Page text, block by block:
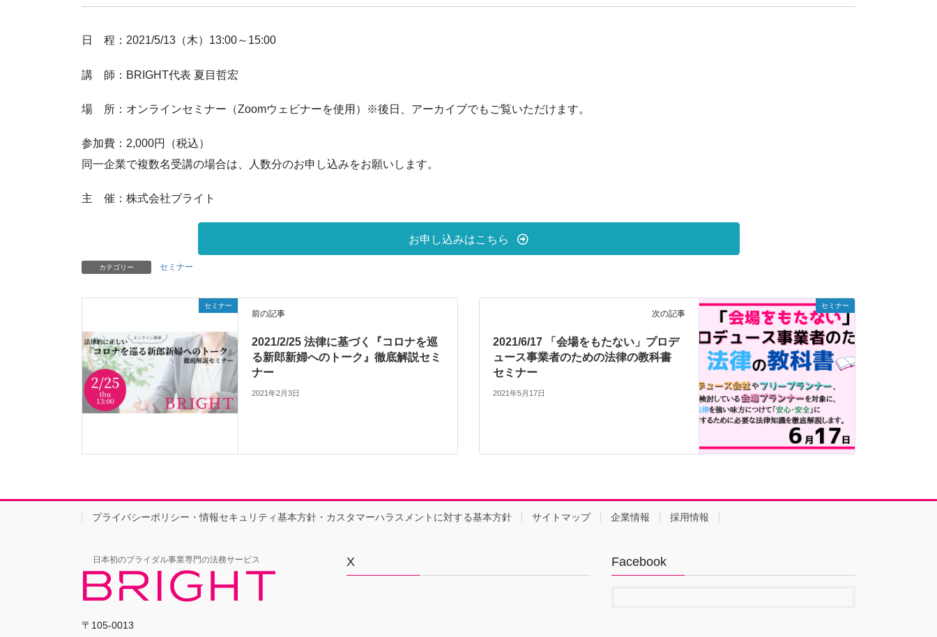
日 程：2021/5/13（木）13:00～15:00
講 師：BRIGHT代表 夏目哲宏
場 所：オンラインセミナー（Zoomウェビナーを使用）※後日、アーカイブでもご覧いただけます。
参加費：2,000円（税込）
同一企業で複数名受講の場合は、人数分のお申し込みをお願いします。
主 催：株式会社ブライト
お申し込みはこちら
カテゴリー セミナー
セミナー
前の記事
2021/2/25 法律に基づく『コロナを巡
る新郎新婦へのトーク』徹底解説セミ
ナー
2021年2月3日
セミナー
次の記事
2021/6/17 「会場をもたない」プロデ
ュース事業者のための法律の教科書
セミナー
2021年5月17日
プライバシーポリシー・情報セキュリティ基本方針・カスタマーハラスメントに対する基本方針 サイトマップ 企業情報 採用情報
日本初のブライダル事業専門の法務サービス
〒105-0013
X Facebook